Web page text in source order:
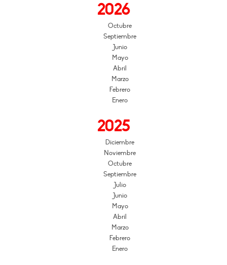
2026
Octubre
Septiembre
Junio
Mayo
Abril
Marzo
Febrero
Enero
2025
Diciembre
Noviembre
Octubre
Septiembre
Julio
Junio
Mayo
Abril
Marzo
Febrero
Enero